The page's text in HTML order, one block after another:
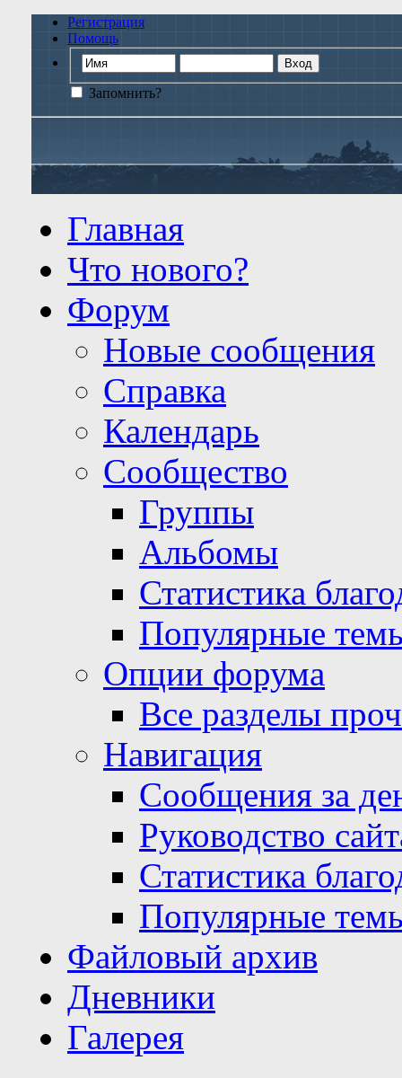
Регистрация
Помощь
Запомнить?
Главная
Что нового?
Форум
Новые сообщения
Справка
Календарь
Сообщество
Группы
Альбомы
Статистика
Популярные
Опции форума
Все разделы
Навигация
Сообщения за
Руководство
Статистика
Популярные
Файловый архив
Дневники
Галерея